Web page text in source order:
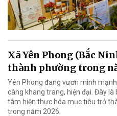
Xã Yên Phong (Bắc
thành phường trong
Yên Phong đang vươn mình
càng khang trang, hiện đại. Đây
tâm hiện thực hóa mục tiêu trở
trong năm 2026.